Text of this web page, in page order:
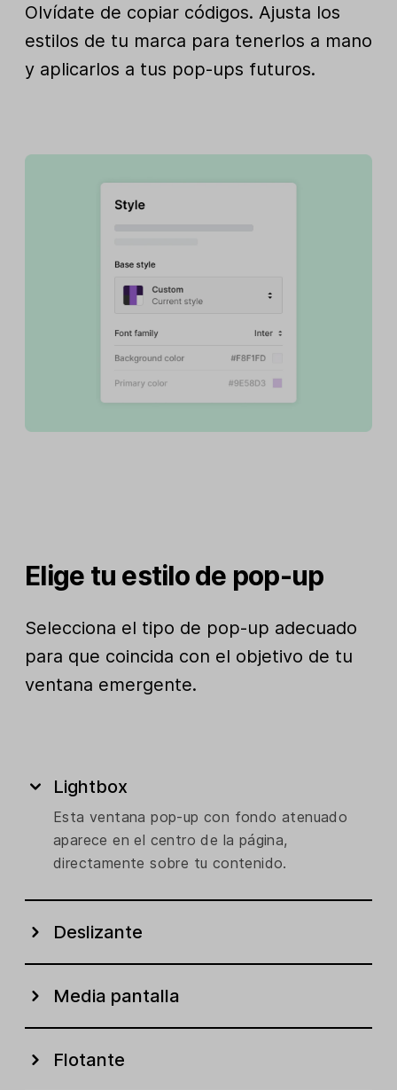
Olvídate de copiar códigos. Ajusta los
estilos de tu marca para tenerlos a mano
y aplicarlos a tus pop-ups futuros.
Elige tu estilo de pop-up
Selecciona el tipo de pop-up adecuado
para que coincida con el objetivo de tu
ventana emergente.
Lightbox
Esta ventana pop-up con fondo atenuado
aparece en el centro de la página,
directamente sobre tu contenido.
Deslizante
Media pantalla
Flotante